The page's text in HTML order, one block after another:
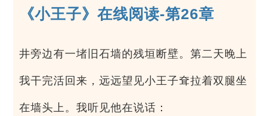
《小王子》在线阅读-第26章
井旁边有一堵旧石墙的残垣断壁。第二天晚上
我干完活回来，远远望见小王子耷拉着双腿坐
在墙头上。我听见他在说话：